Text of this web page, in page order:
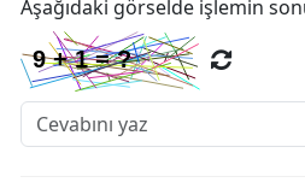
Aşağıdaki görselde işlemin